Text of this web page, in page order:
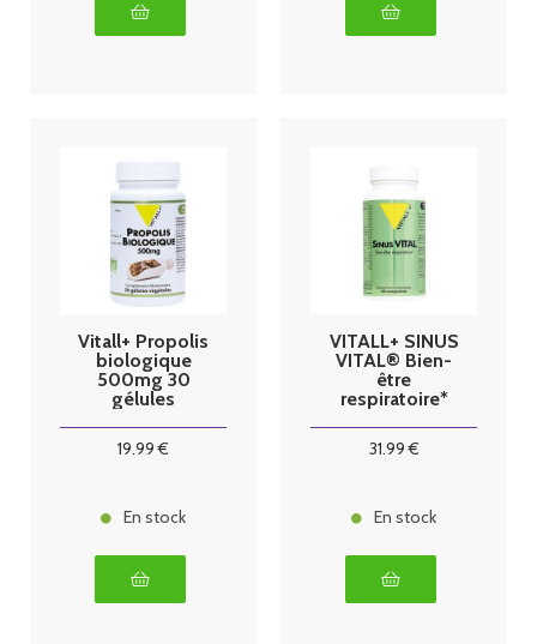
Vitall+ Propolis
biologique
500mg 30
gélules
19.99 €
En stock
VITALL+ SINUS
VITAL® Bien-
être
respiratoire*
31.99€
En stock